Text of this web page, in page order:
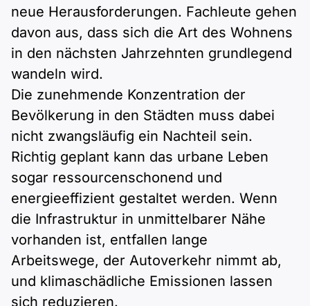
neue Herausforderungen. Fachleute gehen
davon aus, dass sich die Art des Wohnens
in den nächsten Jahrzehnten grundlegend
wandeln wird.
Die zunehmende Konzentration der
Bevölkerung in den Städten muss dabei
nicht zwangsläufig ein Nachteil sein.
Richtig geplant kann das urbane Leben
sogar ressourcenschonend und
energieeffizient gestaltet werden. Wenn
die Infrastruktur in unmittelbarer Nähe
vorhanden ist, entfallen lange
Arbeitswege, der Autoverkehr nimmt ab,
und klimaschädliche Emissionen lassen
sich reduzieren.